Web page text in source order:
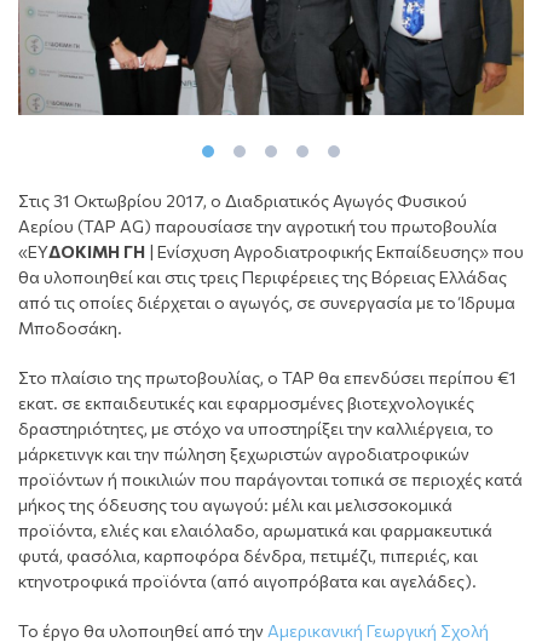
Στις 31 Οκτωβρίου 2017, ο Διαδριατικός Αγωγός Φυσικού
Αερίου (TAP AG) παρουσίασε την αγροτική του πρωτοβουλία
«ΕΥΔΟΚΙΜΗ ΓΗ | Ενίσχυση Αγροδιατροφικής Εκπαίδευσης» που
θα υλοποιηθεί και στις τρεις Περιφέρειες της Βόρειας Ελλάδας
από τις οποίες διέρχεται ο αγωγός, σε συνεργασία με το Ίδρυμα
Μποδοσάκη.
Στο πλαίσιο της πρωτοβουλίας, ο ΤΑΡ θα επενδύσει περίπου €1
εκατ. σε εκπαιδευτικές και εφαρμοσμένες βιοτεχνολογικές
δραστηριότητες, με στόχο να υποστηρίξει την καλλιέργεια, το
μάρκετινγκ και την πώληση ξεχωριστών αγροδιατροφικών
προϊόντων ή ποικιλιών που παράγονται τοπικά σε περιοχές κατά
μήκος της όδευσης του αγωγού: μέλι και μελισσοκομικά
προϊόντα, ελιές και ελαιόλαδο, αρωματικά και φαρμακευτικά
φυτά, φασόλια, καρποφόρα δένδρα, πετιμέζι, πιπεριές, και
κτηνοτροφικά προϊόντα (από αιγοπρόβατα και αγελάδες).
Το έργο θα υλοποιηθεί από την Αμερικανική Γεωργική Σχολή